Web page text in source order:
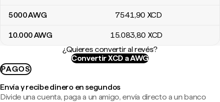
5000AWG 7541,90 XCD
10.000AWG 15.083,80 XCD
¿Quieres convertir al revés?
Convertir XCD a AWG
PAGOS
Envía y recibe dinero en segundos
Divide una cuenta, paga a un amigo, envía directo a un banco